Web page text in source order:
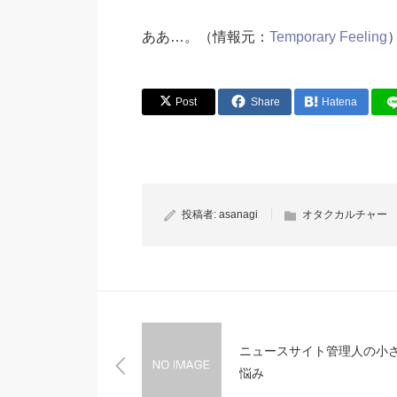
ああ…。（情報元： Temporary Feeling
Post Share Hatena
投稿者: asanagi オタクカルチャー
ニュースサイト管理人の小
悩み